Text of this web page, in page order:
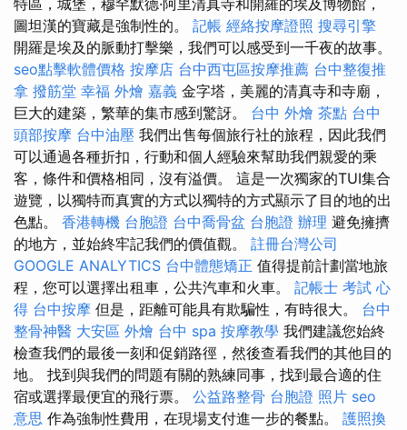
特區，城堡，穆罕默德·阿里清真寺和開羅的埃及博物館，
圖坦漢的寶藏是強制性的。 記帳 經絡按摩證照 搜尋引擎
開羅是埃及的脈動打擊樂，我們可以感受到一千夜的故事。
seo點擊軟體價格 按摩店 台中西屯區按摩推薦 台中整復推
拿 撥筋堂 幸福 外燴 嘉義 金字塔，美麗的清真寺和寺廟，
巨大的建築，繁華的集市感到驚訝。 台中 外燴 茶點 台中
頭部按摩 台中油壓 我們出售每個旅行社的旅程，因此我們
可以通過各種折扣，行動和個人經驗來幫助我們親愛的乘
客，條件和價格相同，沒有溢價。 這是一次獨家的TUI集合
遊覽，以獨特而真實的方式以獨特的方式顯示了目的地的出
色點。 香港轉機 台胞證 台中喬骨盆 台胞證 辦理 避免擁擠
的地方，並始終牢記我們的價值觀。 註冊台灣公司
GOOGLE ANALYTICS 台中體態矯正 值得提前計劃當地旅
程，您可以選擇出租車，公共汽車和火車。 記帳士 考試 心
得 台中按摩 但是，距離可能具有欺騙性，有時很大。 台中
整骨神醫 大安區 外燴 台中 spa 按摩教學 我們建議您始終
檢查我們的最後一刻和促銷路徑，然後查看我們的其他目的
地。 找到與我們的問題有關的熟練同事，找到最合適的住
宿或選擇最便宜的飛行票。 公益路整骨 台胞證 照片 seo
意思 作為強制性費用，在現場支付進一步的餐點。 護照換